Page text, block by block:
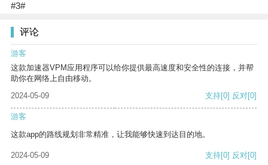
#3#
评论
游客
这款加速器VPM应用程序可以给你提供最高速度和安全性的连接，并帮
助你在网络上自由移动。
2024-05-09
支持[0] 反对[0]
游客
这款app的路线规划非常精准，让我能够快速到达目的地。
2024-05-09 支持[0] 反对[0]